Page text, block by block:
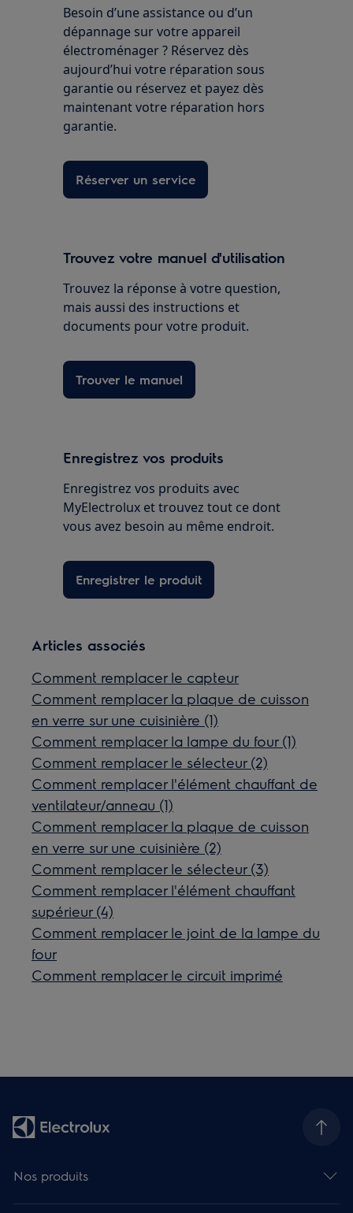
Besoin d’une assistance ou d’un
dépannage sur votre appareil
électroménager ? Réservez dès
aujourd’hui votre réparation sous
garantie ou réservez et payez dès
maintenant votre réparation hors
garantie.
Réserver un service
Trouvez votre manuel d'utilisation
Trouvez la réponse à votre question,
mais aussi des instructions et
documents pour votre produit.
Trouver le manuel
Enregistrez vos produits
Enregistrez vos produits avec
MyElectrolux et trouvez tout ce dont
vous avez besoin au même endroit.
Enregistrer le produit
Articles associés
Comment remplacer le capteur
Comment remplacer la plaque de cuisson
en verre sur une cuisinière (1)
Comment remplacer la lampe du four (1)
Comment remplacer le sélecteur (2)
Comment remplacer l'élément chauffant de
ventilateur/anneau (1)
Comment remplacer la plaque de cuisson
en verre sur une cuisinière (2)
Comment remplacer le sélecteur (3)
Comment remplacer l'élément chauffant
supérieur (4)
Comment remplacer le joint de la lampe du
four
Comment remplacer le circuit imprimé
Nos produits